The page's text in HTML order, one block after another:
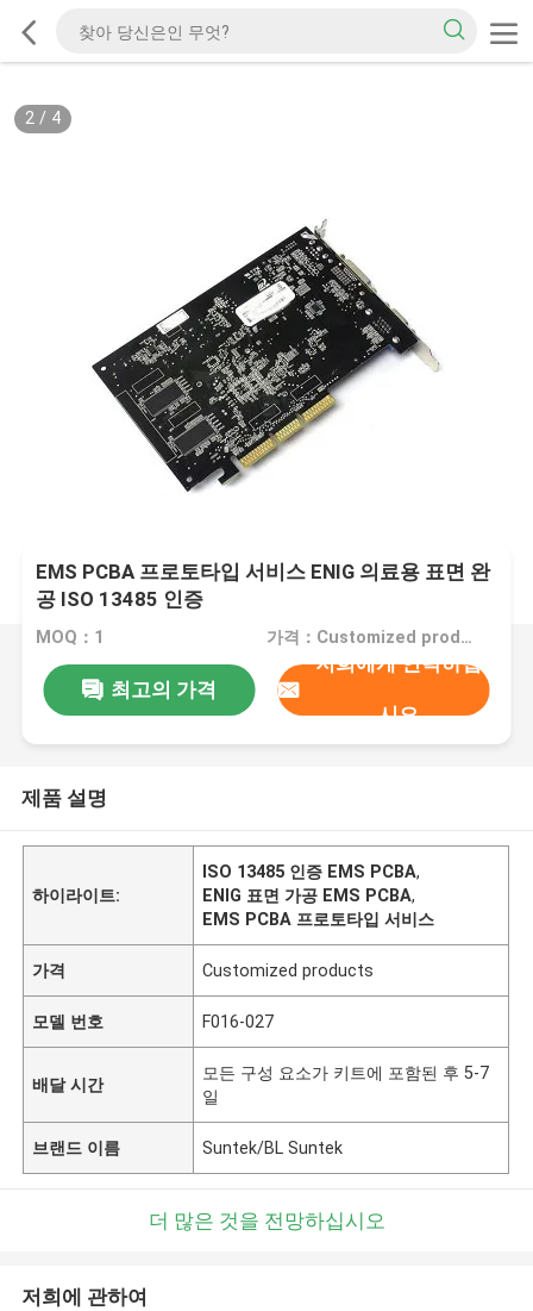
2/ 4
EMS PCBA 프로토타입 서비스 ENIG 의료용 표면 완
공 ISO 13485 인증
MOQ：1 가격：Customized products
최고의 가격
저희에게 연락하십
시오
제품 설명
하이라이트:
ISO 13485 인증 EMS PCBA,
ENIG 표면 가공 EMS PCBA,
EMS PCBA 프로토타입 서비스
가격 Customized products
모델 번호 F016-027
배달 시간
모든 구성 요소가 키트에 포함된 후 5-7
일
브랜드 이름 Suntek/BL Suntek
더 많은 것을 전망하십시오
저희에 관하여